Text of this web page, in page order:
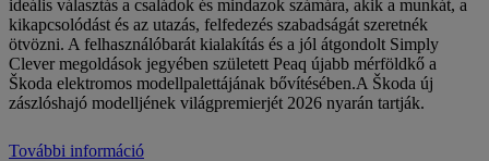
ideális választás a családok és mindazok számára, akik a munkát, a
kikapcsolódást és az utazás, felfedezés szabadságát szeretnék
ötvözni. A felhasználóbarát kialakítás és a jól átgondolt Simply
Clever megoldások jegyében született Peaq újabb mérföldkő a
Škoda elektromos modellpalettájának bővítésében.A Škoda új
zászlóshajó modelljének világpremierjét 2026 nyarán tartják.
További információ